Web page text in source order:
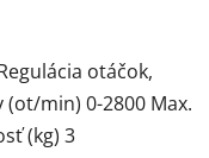
otáčok,
min) 0-2800 Max.
(kg) 3